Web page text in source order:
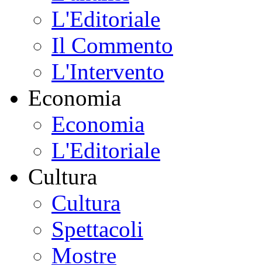
L'Editoriale
Il Commento
L'Intervento
Economia
Economia
L'Editoriale
Cultura
Cultura
Spettacoli
Mostre